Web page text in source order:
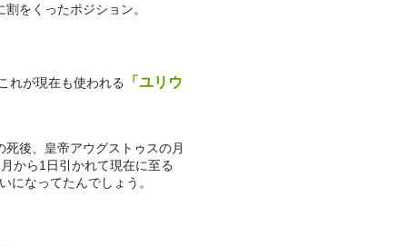
をくったポジション。
れが現在も使われる 「ユリウ
後、皇帝アウグストゥスの月
から1日引かれて現在に至る
になってたんでしょう。